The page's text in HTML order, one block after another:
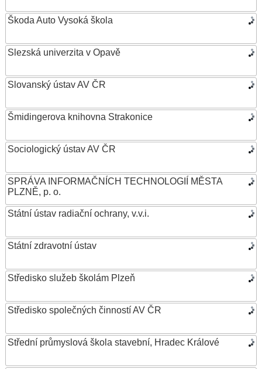
Škoda Auto Vysoká škola
Slezská univerzita v Opavě
Slovanský ústav AV ČR
Šmidingerova knihovna Strakonice
Sociologický ústav AV ČR
SPRÁVA INFORMAČNÍCH TECHNOLOGIÍ MĚSTA
PLZNĚ, p. o.
Státní ústav radiační ochrany, v.v.i.
Státní zdravotní ústav
Středisko služeb školám Plzeň
Středisko společných činností AV ČR
Střední průmyslová škola stavební, Hradec Králové